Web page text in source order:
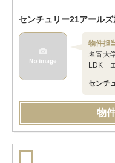
センチュリー21アールズ
物件担
名寄大
LDK
センチ
物